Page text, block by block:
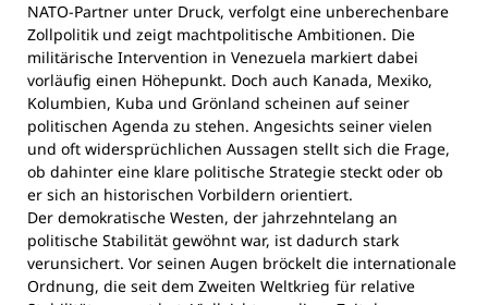
NATO-Partner unter Druck, verfolgt eine unberechenbare
Zollpolitik und zeigt machtpolitische Ambitionen. Die
militärische Intervention in Venezuela markiert dabei
vorläufig einen Höhepunkt. Doch auch Kanada, Mexiko,
Kolumbien, Kuba und Grönland scheinen auf seiner
politischen Agenda zu stehen. Angesichts seiner vielen
und oft widersprüchlichen Aussagen stellt sich die Frage,
ob dahinter eine klare politische Strategie steckt oder ob
er sich an historischen Vorbildern orientiert.
Der demokratische Westen, der jahrzehntelang an
politische Stabilität gewöhnt war, ist dadurch stark
verunsichert. Vor seinen Augen bröckelt die internationale
Ordnung, die seit dem Zweiten Weltkrieg für relative